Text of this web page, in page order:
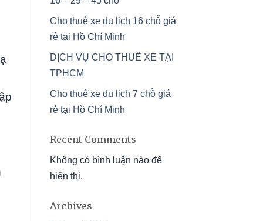
Cho thuê xe du lịch 16 chỗ giá
rẻ tại Hồ Chí Minh
DỊCH VỤ CHO THUÊ XE TẠI
TPHCM
Cho thuê xe du lịch 7 chỗ giá
rẻ tại Hồ Chí Minh
Recent Comments
Không có bình luận nào để
hiển thị.
Archives